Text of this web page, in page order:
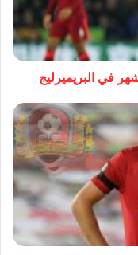
في البريميرليج